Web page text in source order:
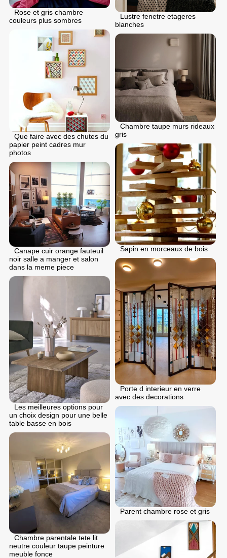
Rose et gris chambre
couleurs plus sombres
Lustre fenetre etageres
blanches
Que faire avec des chutes du
papier peint cadres mur
photos
Chambre taupe murs rideaux
gris
Sapin en morceaux de bois
Canape cuir orange fauteuil
noir salle a manger et salon
dans la meme piece
Porte d interieur en verre
avec des decorations
Les meilleures options pour
un choix design pour une belle
table basse en bois
Parent chambre rose et gris
Chambre parentale tete lit
neutre couleur taupe peinture
meuble fonce